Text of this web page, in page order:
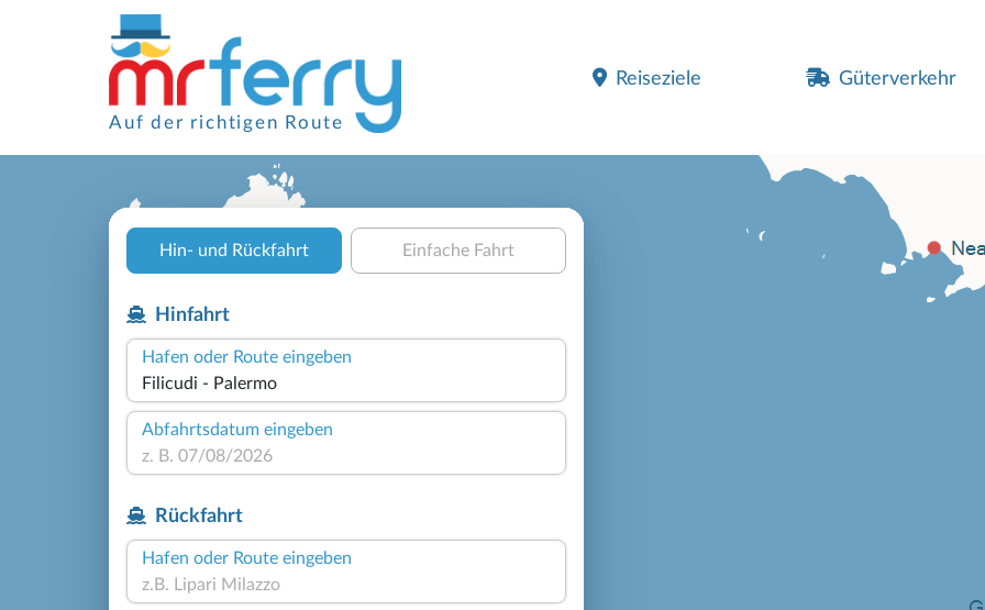
Auf der richtigen Route
Reiseziele Güterverkehr
Hin- und Rückfahrt Einfache Fahrt
Hinfahrt
Hafen oder Route eingeben
Abfahrtsdatum eingeben
Rückfahrt
Hafen oder Route eingeben